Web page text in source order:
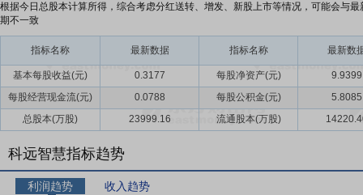
根据今日总股本计算所得，综合考虑分红送转、增发、新股上市等情况，可能会与最
期不一致
指标名称 最新数据 指标名称 最新数
基本每股收益(元) 0.3177 每股净资产(元)
9.9399
每股经营现金流(元)
0.0788 每股公积金(元)
5.8085
总股本(万股)
23999.16 流通股本(万股)
科远智慧指标趋势
利润趋势 收入趋势